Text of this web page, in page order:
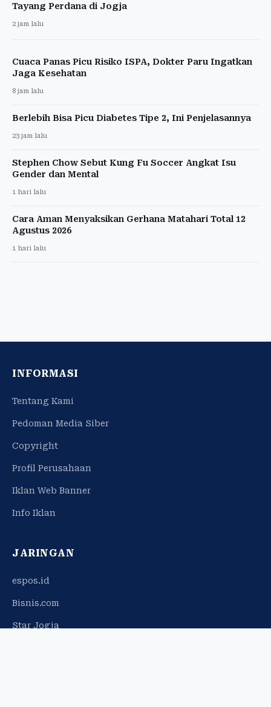
Tayang Perdana di Jogja
2 jam lalu
Cuaca Panas Picu Risiko ISPA, Dokter Paru Ingatkan
Jaga Kesehatan
8 jam lalu
Berlebih Bisa Picu Diabetes Tipe 2, Ini Penjelasannya
23 jam lalu
Stephen Chow Sebut Kung Fu Soccer Angkat Isu
Gender dan Mental
1 hari lalu
Cara Aman Menyaksikan Gerhana Matahari Total 12
Agustus 2026
1 hari lalu
INFORMASI
Tentang Kami
Pedoman Media Siber
Copyright
Profil Perusahaan
Iklan Web Banner
Info Iklan
JARINGAN
espos.id
Bisnis.com
Star Jogja